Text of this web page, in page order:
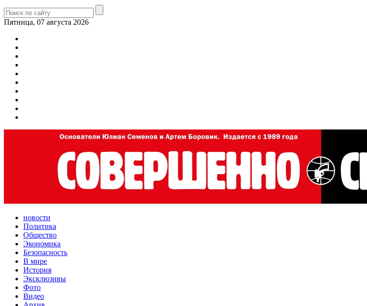
Пятница, 07 августа 2026
новости
Политика
Общество
Экономика
Безопасность
В мире
История
Эксклюзивы
Фото
Видео